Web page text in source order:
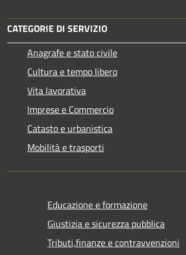
CATEGORIE DI SERVIZIO
Anagrafe e stato civile
Cultura e tempo libero
Vita lavorativa
Imprese e Commercio
Catasto e urbanistica
Mobilità e trasporti
Educazione e formazione
Giustizia e sicurezza pubblica
Tributi,finanze e contravvenzioni